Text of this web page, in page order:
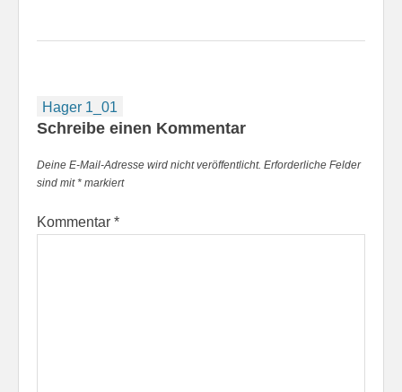
Beitragsnavigation
Hager 1_01
Schreibe einen Kommentar
Deine E-Mail-Adresse wird nicht veröffentlicht. Erforderliche Felder
sind mit* markiert
Kommentar *